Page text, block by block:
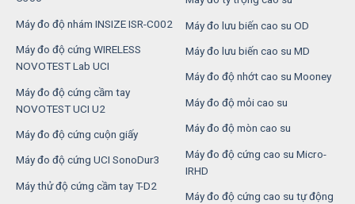
Máy đo độ nhám INSIZE ISR-C002
Máy đo độ cứng WIRELESS
NOVOTEST Lab UCI
Máy đo độ cứng cầm tay
NOVOTEST UCI U2
Máy đo độ cứng cuộn giấy
Máy đo độ cứng UCI SonoDur3
Máy thử độ cứng cầm tay T-D2
Máy đo lưu biến cao su OD
Máy đo lưu biến cao su MD
Máy đo độ nhớt cao su Mooney
Máy đo độ mỏi cao su
Máy đo độ mòn cao su
Máy đo độ cứng cao su Micro-
IRHD
Máy đo độ cứng cao su tự động